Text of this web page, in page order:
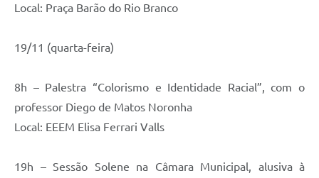
Local: Praça Barão do Rio Branco
19/11 (quarta-feira)
8h – Palestra “Colorismo e Identidade Racial”, com o
professor Diego de Matos Noronha
Local: EEEM Elisa Ferrari Valls
19h – Sessão Solene na Câmara Municipal, alusiva à